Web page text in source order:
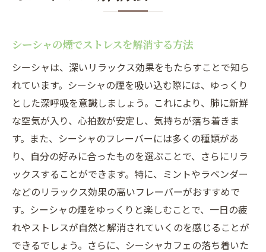
シーシャの煙でストレスを解消する方法
シーシャは、深いリラックス効果をもたらすことで知ら
れています。シーシャの煙を吸い込む際には、ゆっくり
とした深呼吸を意識しましょう。これにより、肺に新鮮
な空気が入り、心拍数が安定し、気持ちが落ち着きま
す。また、シーシャのフレーバーには多くの種類があ
り、自分の好みに合ったものを選ぶことで、さらにリラ
ックスすることができます。特に、ミントやラベンダー
などのリラックス効果の高いフレーバーがおすすめで
す。シーシャの煙をゆっくりと楽しむことで、一日の疲
れやストレスが自然と解消されていくのを感じることが
できるでしょう。さらに、シーシャカフェの落ち着いた